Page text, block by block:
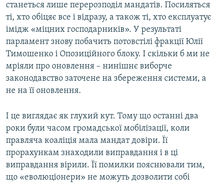
станеться лише перерозподіл мандатів. Посиляться
ті, хто обіцяє все і відразу, а також ті, хто експлуатує
імідж «міцних господарників». У результаті
парламент знову побачить потовстілі фракції Юлії
Тимошенко і Опозиційного блоку. І скільки б ми не
мріяли про оновлення – нинішнє виборче
законодавство заточене на збереження системи, а
не на її оновлення.
І це виглядає як глухий кут. Тому що останні два
роки були часом громадської мобілізації, коли
правляча коаліція мала мандат довіри. Її
прорахункам знаходили виправдання і в ці
виправдання вірили. Її помилки пояснювали тим,
що «еволюціонери» не можуть дозволити собі